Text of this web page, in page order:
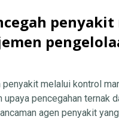
penyakit melalui kontrol
upaya pencegahan ternak
agen penyakit